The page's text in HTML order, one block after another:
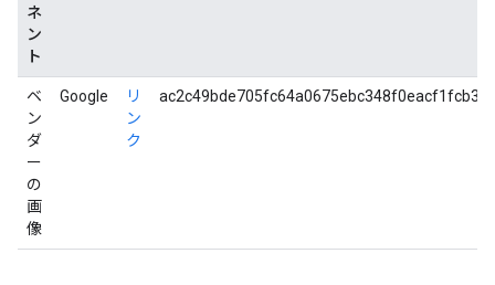
ネ
ン
ト
ベ
ン
ダ
ー
の
画
像
Google
リ
ン
ク